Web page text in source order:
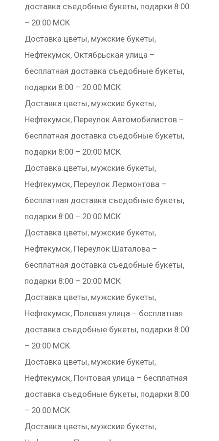
доставка съедобные букеты, подарки 8:00
– 20:00 МСК
Доставка цветы, мужские букеты,
Нефтекумск, Октябрьская улица –
бесплатная доставка съедобные букеты,
подарки 8:00 – 20:00 МСК
Доставка цветы, мужские букеты,
Нефтекумск, Переулок Автомобилистов –
бесплатная доставка съедобные букеты,
подарки 8:00 – 20:00 МСК
Доставка цветы, мужские букеты,
Нефтекумск, Переулок Лермонтова –
бесплатная доставка съедобные букеты,
подарки 8:00 – 20:00 МСК
Доставка цветы, мужские букеты,
Нефтекумск, Переулок Шаталова –
бесплатная доставка съедобные букеты,
подарки 8:00 – 20:00 МСК
Доставка цветы, мужские букеты,
Нефтекумск, Полевая улица – бесплатная
доставка съедобные букеты, подарки 8:00
– 20:00 МСК
Доставка цветы, мужские букеты,
Нефтекумск, Почтовая улица – бесплатная
доставка съедобные букеты, подарки 8:00
– 20:00 МСК
Доставка цветы, мужские букеты,